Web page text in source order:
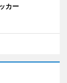
カー